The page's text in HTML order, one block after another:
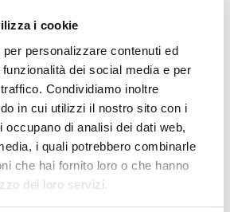
i cookie
personalizzare contenuti ed
dei social media e per
Condividiamo inoltre
in cui utilizzi il nostro sito con i
occupano di analisi dei dati web,
i quali potrebbero combinarle
che hai fornito loro o che hanno
dei loro servizi.
richiede espressamente che
da parte dell'utente e non
scadenza del periodo di recesso di
(14) giorni di calendario, come
specificato di seguito.
può recedere dal contratto di
senza fornire una
inviando un messaggio a PayPal
i dettagli di contatto forniti nel
L'utente ha quattordici (14) giorni di
per procedere in tal senso a